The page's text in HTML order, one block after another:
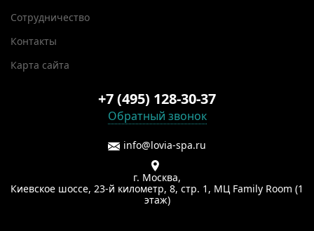
Сотрудничество
Контакты
Карта сайта
+7 (495) 128-30-37
Обратный звонок
info@lovia-spa.ru
г. Москва,
Киевское шоссе, 23-й километр, 8, стр. 1, МЦ Family Room (1
этаж)